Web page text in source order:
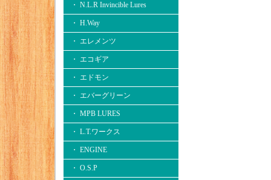
・ N.L.R Invincible Lures
・ H.Way
・ エレメンツ
・ エコギア
・ エドモン
・ エバーグリーン
・ MPB LURES
・ L.T.ワークス
・ ENGINE
・ O.S.P